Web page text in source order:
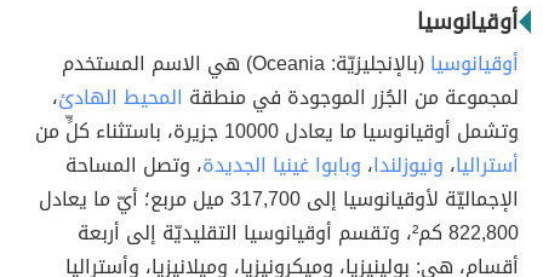
أوقيانوسيا
أوقيانوسيا
(بالإنجليزيّة: Oceania) هي الاسم المستخدم
لمجموعة من الجُزر الموجودة في منطقة المحيط الهادئ،
وتشمل أوقيانوسيا ما يعادل 10000 جزيرة، باستثناء كلٍّ من
أستراليا، ونيوزلندا، وبابوا غينيا الجديدة، وتصل المساحة
الإجماليّة لأوقيانوسيا إلى 317,700 ميل مربع؛ أيّ ما يعادل
822,800 كم²، وتقسم أوقيانوسيا التقليديّة إلى أربعة
أقسام، هي: بولينيزيا، وميكرونيزيا، وميلانيزيا، وأستراليا